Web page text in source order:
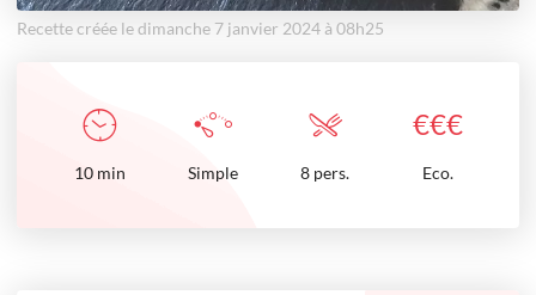
Recette créée le dimanche 7 janvier 2024 à 08h25
€€€
10 min Simple 8 pers. Eco.